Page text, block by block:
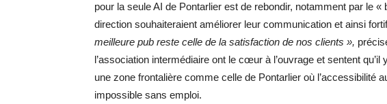
pour la seule AI de Pontarlier est de rebondir, notamment par le
direction souhaiteraient améliorer leur communication et ainsi
meilleure pub reste celle de la satisfaction de nos clients »,
l’association intermédiaire ont le cœur à l’ouvrage et sentent
une zone frontalière comme celle de Pontarlier où l’accessibilité
impossible sans emploi.